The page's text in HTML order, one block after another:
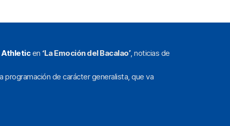
Athleticen ‘La Emoción del Bacalao’, noticias de
programación de carácter generalista, que va